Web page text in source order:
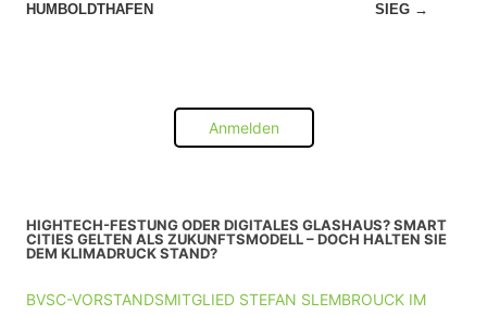
HUMBOLDTHAFEN
SIEG →
Anmelden
HIGHTECH-FESTUNG ODER DIGITALES GLASHAUS? SMART
CITIES GELTEN ALS ZUKUNFTSMODELL – DOCH HALTEN SIE
DEM KLIMADRUCK STAND?
BVSC-VORSTANDSMITGLIED STEFAN SLEMBROUCK IM